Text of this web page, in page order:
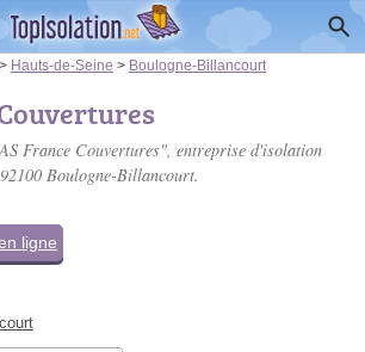
> Hauts-de-Seine > Boulogne-Billancourt
France Couvertures", entreprise d'isolation
Boulogne-Billancourt.
ligne